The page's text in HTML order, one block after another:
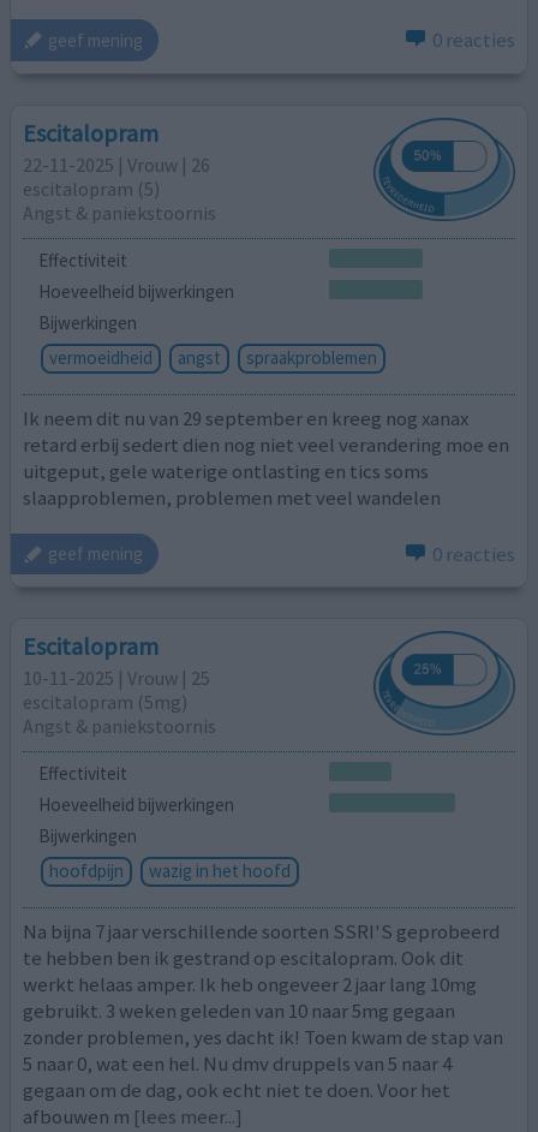
geef mening 0 reacties
Escitalopram
22-11-2025 | Vrouw | 26
escitalopram (5)
Angst & paniekstoornis
Effectiviteit
Hoeveelheid bijwerkingen
Bijwerkingen
vermoeidheid
angst spraakproblemen
Ik neem dit nu van 29 september en kreeg nog xanax
retard erbij sedert dien nog niet veel verandering moe en
uitgeput, gele waterige ontlasting en tics soms
slaapproblemen, problemen met veel wandelen
geef mening 0 reacties
Escitalopram
10-11-2025 | Vrouw | 25
escitalopram (5mg)
Angst & paniekstoornis
Effectiviteit
Hoeveelheid bijwerkingen
Bijwerkingen
hoofdpijn
wazig in het hoofd
Na bijna 7 jaar verschillende soorten SSRI'S geprobeerd
te hebben ben ik gestrand op escitalopram. Ook dit
werkt helaas amper. Ik heb ongeveer 2 jaar lang 10mg
gebruikt. 3 weken geleden van 10 naar 5mg gegaan
zonder problemen, yes dacht ik! Toen kwam de stap van
5 naar 0, wat een hel. Nu dmv druppels van 5 naar 4
gegaan om de dag, ook echt niet te doen. Voor het
afbouwen m [lees meer...]